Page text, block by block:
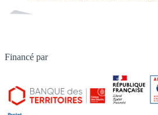
Financé par